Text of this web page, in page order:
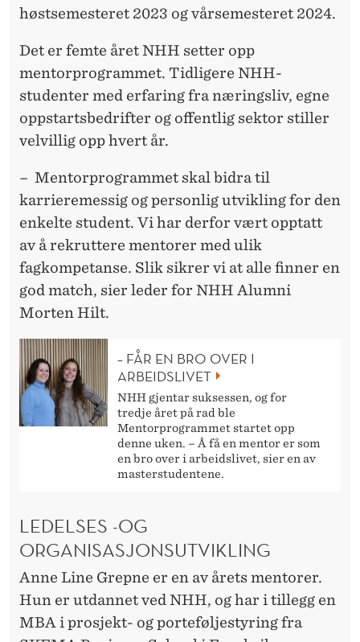
høstsemesteret 2023 og vårsemesteret 2024.
Det er femte året NHH setter opp
mentorprogrammet. Tidligere NHH-
studenter med erfaring fra næringsliv, egne
oppstartsbedrifter og offentlig sektor stiller
velvillig opp hvert år.
– Mentorprogrammet skal bidra til
karrieremessig og personlig utvikling for den
enkelte student. Vi har derfor vært opptatt
av å rekruttere mentorer med ulik
fagkompetanse. Slik sikrer vi at alle finner en
god match, sier leder for NHH Alumni
Morten Hilt.
– FÅR EN BRO OVER I
ARBEIDSLIVET
NHH gjentar suksessen, og for
tredje året på rad ble
Mentorprogrammet startet opp
denne uken. – Å få en mentor er som
en bro over i arbeidslivet, sier en av
masterstudentene.
LEDELSES -OG
ORGANISASJONSUTVIKLING
Anne Line Grepne er en av årets mentorer.
Hun er utdannet ved NHH, og har i tillegg en
MBA i prosjekt- og porteføljestyring fra